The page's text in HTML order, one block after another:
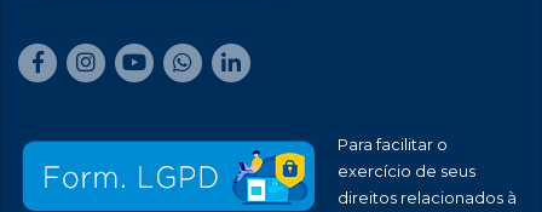
Para facilitar o
exercício de seus
direitos relacionados à